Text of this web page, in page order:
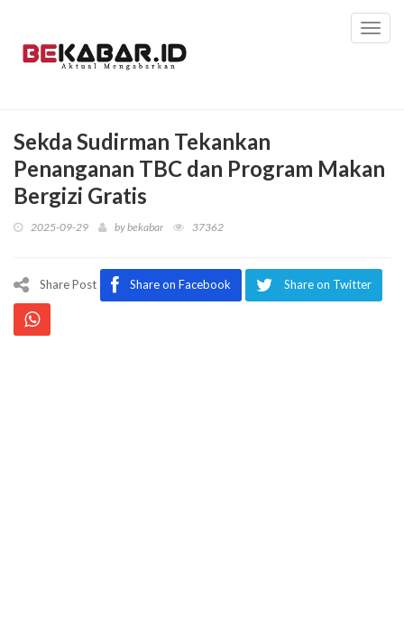
Sekda Sudirman Tekankan
Penanganan TBC dan Program Makan
Bergizi Gratis
2025-09-29 bybekabar 37362
Share Post Share on Facebook Share on Twitter